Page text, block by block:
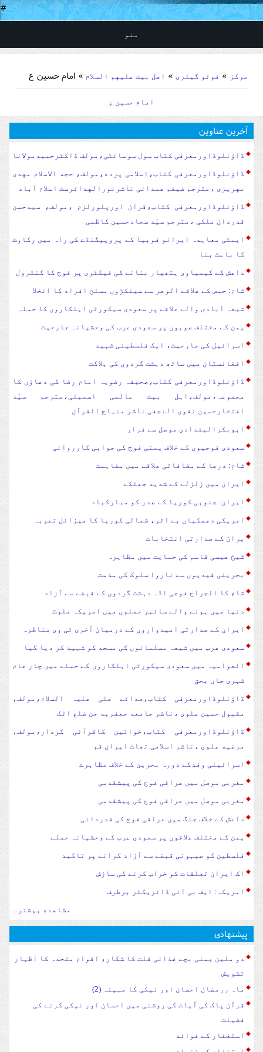
#
منو
مرکز » فوٹو گیلری » اهل بیت علیهم السلام » امام حسین ع
امام حسین ع
آخرین عناوین
ڈاؤنلوڈاورمعرفی کتاب سول سوسا‏‏ئٹی،مولف ڈاکٹرحمیدمولانا
ڈاؤنلوڈاورمعرفی کتاب،اسلامی پرده،مولف، حجه الاسلام مهدی
مهریزی ،مترجم ضیغم همدانی ناشرنورالهداٹرسٹ اسلام آباد
ڈاؤنلوڈاورمعرفی کتاب،قرآن اورپلورلزم ،مولف، سیدحسن
قدردان ملکی ،مترجم سیّد سجادحسین کاظمی
ایمٹی معاہدہ ایرانو فوبیا کے پروپیگنڈے کی راہ میں رکاوٹ
کا باعث بنا
داعش کے کیمیاوی ہتھیار بنانے کی فیکٹری پر فوج کا کنٹرول
شام: حمص کے علاقے الوعر سے سینکڑوں مسلح افراد کا انخلا
شیعہ آبادی والے علاقے پر سعودی سیکورٹی اہلکاروں کا حملہ
یمن کے مختلف صوبوں پر سعودی عرب کی وحشیانہ جارحیت
اسرائیل کی جارحیت، ایک فلسطینی شہید
افغانستان میں ساٹھ دہشت گردوں کی ہلاکت
ڈاؤنلوڈاورمعرفی کتاب،صحیفہ رضویہ امام رضا کی دعاؤں کا
مجموعہ،مولف،اہل بیت عالمی اسمبلی،مترجم سیّد
افتخارحسین نقوی النجفی ناشر منہاج القرآن
ابوبکرالبغدادی موصل سے فرار
سعودی فوجیوں کے خلاف یمنی فوج کی جوابی کارروائی
شام: درعا کے مضافاتی علاقے میں مفاہمت
ایران میں زلزلے کے شدید جھٹکے
ایران: جنوبی کوریا کے صدر کو مبارکباد
امریکی دھمکیاں بے اثر، شمالی کوریا کا میزائل تجربہ
یران کے صدارتی انتخابات
شیخ عیسی قاسم کی حمایت میں مظاہرہ
بحرینی قیدیوں سے ناروا سلوک کی مذمت
شام کا الجراح فوجی اڈہ دہشت گردوں کے قبضے سے آزاد
دنیا میں ہونے والے سائبر حملوں میں امریکہ ملوث
ایران کے صدارتی امیدواروں کے درمیان آخری ٹی وی مناظرہ
سعودی عرب میں شیعہ مسلمانوں کی مسجد کو شہید کر دیا گیا
العوامیہ میں سعودی سیکورٹی اہلکاروں کے حملے میں چار عام
شہری جاں بحق
ڈاؤنلوڈاورمعرفی کتاب،صدائے علی علیہ السلام،مولف،
مقبول حسین علوی ،ناشر جامعه جعفریه جن ضلع اٹک
ڈاؤنلوڈاورمعرفی کتاب،خواتین کاقرآنی کردار،مولف،
مرضیه علوی ،ناشر اسلامی تھاٹ ایران قم
اسرائیلی وفدکے دورہ بحرین کے خلاف مظاہرے
مغربی موصل میں عراقی فوج کی پیشقدمی
مغربی موصل میں عراقی فوج کی پیشقدمی
داعش کے خلاف جنگ میں عراقی فوج کی قدردانی
یمن کے مختلف علاقوں پر سعودی عرب کے وحشیانہ حملے
فلسطین کو صیہونی قبضے سے آزاد کرانے پر تاکید
اک ایران تعلقات کو خراب کرنے کی سازش
امریکہ: ایف بی آئی ڈائریکٹر برطرف
مشاهده بیشتر...
پیشنهادی
دو ملین یمنی بچے غذائی قلت کا شکار، اقوام متحدہ کا اظہار
تشویش
ماہ ررمضان احسان اور نیکی کا مہینہ (2)
قرآن پاک کی آیات کی روشنی میں احسان اور نیکی کرنے کی
فضیلت
استغفار کے فوائد